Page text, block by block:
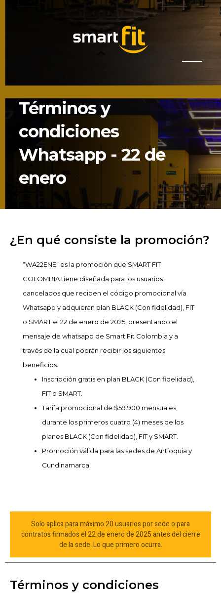
Términos y
condiciones
Whatsapp - 22 de
enero
¿En qué consiste la promoción?
“WA22ENE” es la promoción que SMART FIT
COLOMBIA tiene diseñada para los usuarios
cancelados que reciben el código promocional vía
Whatsapp y adquieran plan BLACK (Con fidelidad), FIT
o SMART el 22 de enero de 2025, presentando el
mensaje de whatsapp de Smart Fit Colombia y a
través de la cual podrán recibir los siguientes
beneficios:
Inscripción gratis en plan BLACK (Con fidelidad),
FIT o SMART.
Tarifa promocional de $59.900 mensuales,
durante los primeros cuatro (4) meses de los
planes BLACK (Con fidelidad), FIT y SMART.
Promoción válida para las sedes de Antioquia y
Cundinamarca.
Solo aplica para máximo 20 usuarios por sede o para
contratos firmados el 22 de enero de 2025 antes del cierre
de la sede. Lo que primero ocurra.
Términos y condiciones